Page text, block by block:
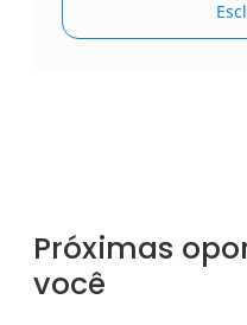
Próximas
você